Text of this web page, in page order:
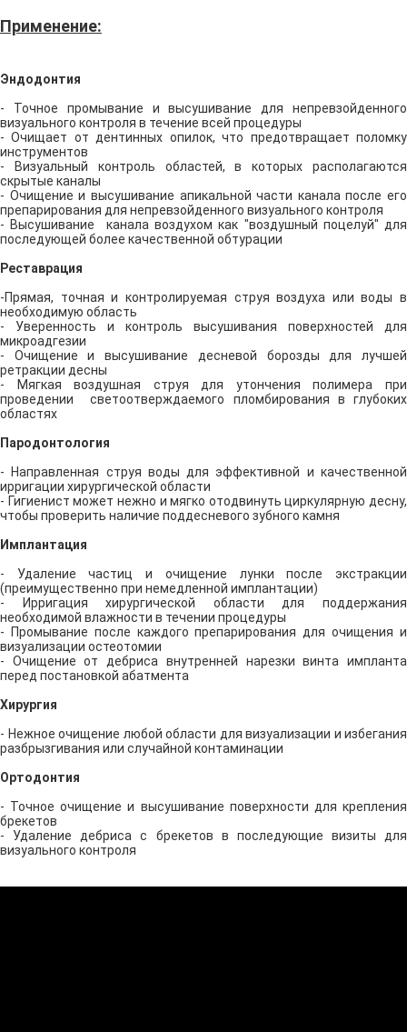
Применение:
Эндодонтия
- Точное промывание и высушивание для непревзойденного
визуального контроля в течение всей процедуры
- Очищает от дентинных опилок, что предотвращает поломку
инструментов
- Визуальный контроль областей, в которых располагаются
скрытые каналы
- Очищение и высушивание апикальной части канала после его
препарирования для непревзойденного визуального контроля
- Высушивание канала воздухом как "воздушный поцелуй" для
последующей более качественной обтурации
Реставрация
-Прямая, точная и контролируемая струя воздуха или воды в
необходимую область
- Уверенность и контроль высушивания поверхностей для
микроадгезии
- Очищение и высушивание десневой борозды для лучшей
ретракции десны
- Мягкая воздушная струя для утончения полимера при
проведении светоотверждаемого пломбирования в глубоких
областях
Пародонтология
- Направленная струя воды для эффективной и качественной
ирригации хирургической области
- Гигиенист может нежно и мягко отодвинуть циркулярную десну,
чтобы проверить наличие поддесневого зубного камня
Имплантация
- Удаление частиц и очищение лунки после экстракции
(преимущественно при немедленной имплантации)
- Ирригация хирургической области для поддержания
необходимой влажности в течении процедуры
- Промывание после каждого препарирования для очищения и
визуализации остеотомии
- Очищение от дебриса внутренней нарезки винта импланта
перед постановкой абатмента
Хирургия
- Нежное очищение любой области для визуализации и избегания
разбрызгивания или случайной контаминации
Ортодонтия
- Точное очищение и высушивание поверхности для крепления
брекетов
- Удаление дебриса с брекетов в последующие визиты для
визуального контроля